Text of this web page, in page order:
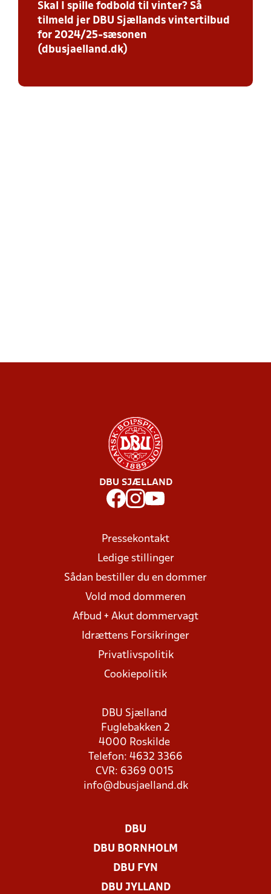
Skal I spille fodbold til vinter? Så
tilmeld jer DBU Sjællands vintertilbud
for 2024/25-sæsonen
(dbusjaelland.dk)
DBU SJÆLLAND
Pressekontakt
Ledige stillinger
Sådan bestiller du en dommer
Vold mod dommeren
Afbud + Akut dommervagt
Idrættens Forsikringer
Privatlivspolitik
Cookiepolitik
DBU Sjælland
Fuglebakken 2
4000 Roskilde
Telefon: 4632 3366
CVR: 6369 0015
info@dbusjaelland.dk
DBU
DBU BORNHOLM
DBU FYN
DBU JYLLAND